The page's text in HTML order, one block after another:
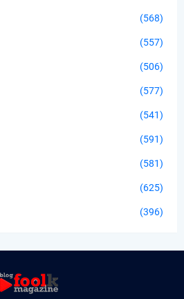
(568)
(557)
(506)
(577)
(541)
(591)
(581)
(625)
(396)